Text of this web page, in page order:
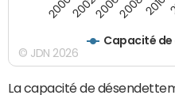
Capacité
20002002200620082010
© JDN 2026
La capacité de